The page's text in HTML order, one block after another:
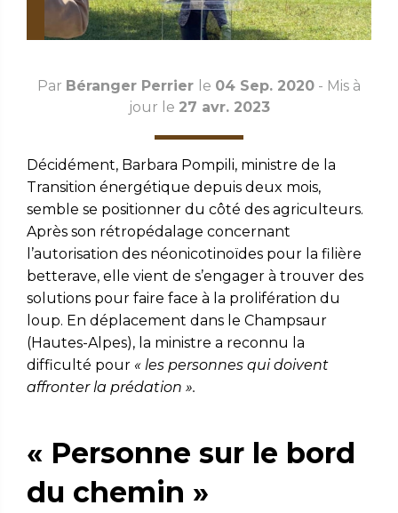
Par Béranger Perrier le 04 Sep. 2020 - Mis à
jour le 27 avr. 2023
Décidément, Barbara Pompili, ministre de la
Transition énergétique depuis deux mois,
semble se positionner du côté des agriculteurs.
Après son rétropédalage concernant
l’autorisation des néonicotinoïdes pour la filière
betterave, elle vient de s’engager à trouver des
solutions pour faire face à la prolifération du
loup. En déplacement dans le Champsaur
(Hautes-Alpes), la ministre a reconnu la
difficulté pour « les personnes qui doivent
affronter la prédation ».
« Personne sur le bord
du chemin »